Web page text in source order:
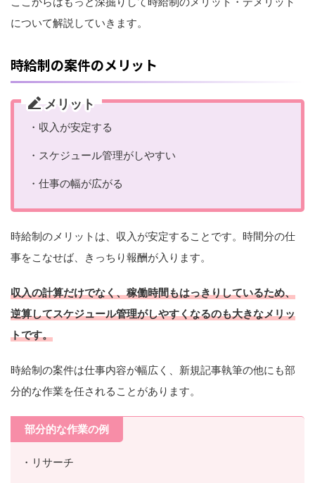
について解説していきます。
時給制の案件のメリット
メリット
・収入が安定する
・スケジュール管理がしやすい
・仕事の幅が広がる
時給制のメリットは、収入が安定することです。時間分の仕
事をこなせば、きっちり報酬が入ります。
収入の計算だけでなく、稼働時間もはっきりしているため、
逆算してスケジュール管理がしやすくなるのも大きなメリッ
トです。
時給制の案件は仕事内容が幅広く、新規記事執筆の他にも部
分的な作業を任されることがあります。
部分的な作業の例
・リサーチ